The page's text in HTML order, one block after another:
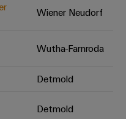
Praxisnahe
Wiener Neudorf
Wutha-Farnroda
Detmold
Detmold